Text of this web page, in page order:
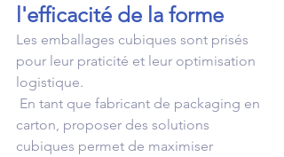
l'efficacité de la forme
Les emballages cubiques sont prisés
pour leur praticité et leur optimisation
logistique.
En tant que fabricant de packaging en
carton, proposer des solutions
cubiques permet de maximiser